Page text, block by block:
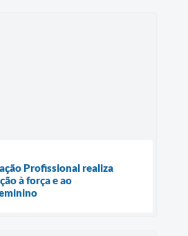
Profissional realiza
à força e ao